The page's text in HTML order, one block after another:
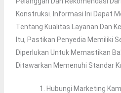
Konstruksi. Informasi Ini Dapat
Tentang Kualitas Layanan Dan
Itu, Pastikan Penyedia Memiliki
Diperlukan Untuk Memastikan
Ditawarkan Memenuhi Standar
Hubungi Marketing